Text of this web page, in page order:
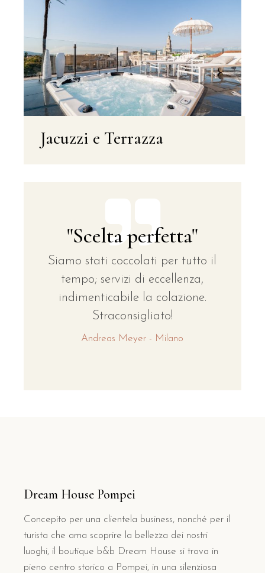
Jacuzzi e Terrazza
"Scelta perfetta"
Siamo stati coccolati per tutto il
tempo; servizi di eccellenza,
indimenticabile la colazione.
Straconsigliato!
Andreas Meyer - Milano
Dream House Pompei
Concepito per una clientela business, nonché per il
turista che ama scoprire la bellezza dei nostri
luoghi, il boutique b&b Dream House si trova in
pieno centro storico a Pompei, in una silenziosa